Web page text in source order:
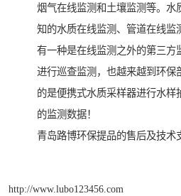
烟气在线监测和土壤监测等。水
知的水质在线监测、管道在线监
有一种是在线监测之外的第三方
进行巡查监测，也越来越到环保
的是便携式水质采样器进行水样
的监测数据！
青岛路博环保提品的售后及技术
http://www.lubo123456.com